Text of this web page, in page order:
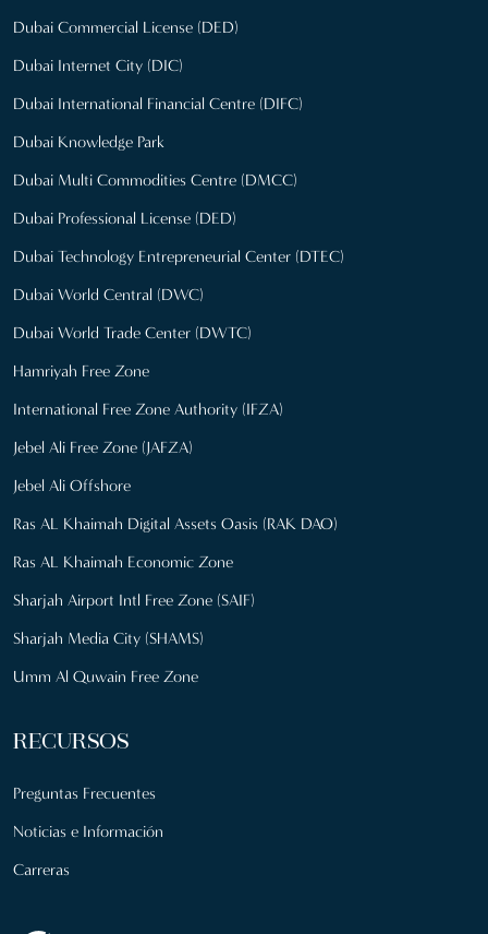
Dubai Commercial License (DED)
Dubai Internet City (DIC)
Dubai International Financial Centre (DIFC)
Dubai Knowledge Park
Dubai Multi Commodities Centre (DMCC)
Dubai Professional License (DED)
Dubai Technology Entrepreneurial Center (DTEC)
Dubai World Central (DWC)
Dubai World Trade Center (DWTC)
Hamriyah Free Zone
International Free Zone Authority (IFZA)
Jebel Ali Free Zone (JAFZA)
Jebel Ali Offshore
Ras AL Khaimah Digital Assets Oasis (RAK DAO)
Ras AL Khaimah Economic Zone
Sharjah Airport Intl Free Zone (SAIF)
Sharjah Media City (SHAMS)
Umm Al Quwain Free Zone
RECURSOS
Preguntas Frecuentes
Noticias e Información
Carreras